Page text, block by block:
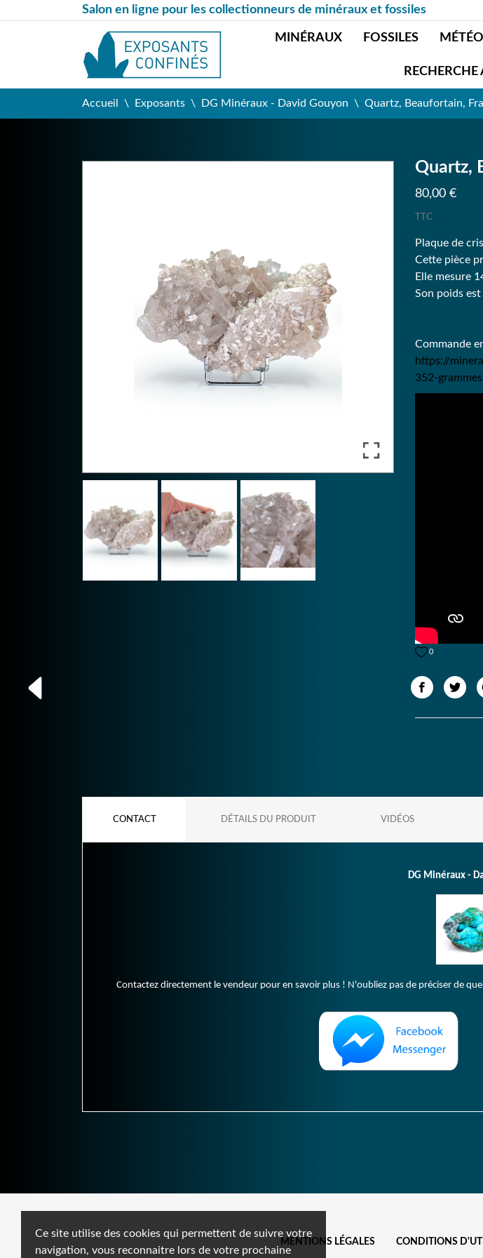
Ce site utilise des cookies qui permettent de suivre votre
navigation, vous reconnaitre lors de votre prochaine
Salon en ligne pour les collectionneurs de minéraux et fossiles
MINÉRAUX FOSSILES
RECHERCHE
Accueil Exposants DG Minéraux - David Gouyon Quartz, Beaufortain,
Quartz,
80,00 €
TTC
Plaque de
Cette pièce
Elle mesure
Son poids
Commande
https://
352-
0
CONTACT DÉTAILS DU PRODUIT VIDÉOS
DG Minéraux -
Contactez directement le vendeur pour en savoir plus ! N'oubliez pas de préciser de
MENTIONS LÉGALES CONDITIONS